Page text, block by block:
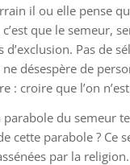
il ou elle pense
que le semeur,
d’exclusion. Pas de
désespère de
: croire que l’on
parabole du semeur
cette parabole ?
par la